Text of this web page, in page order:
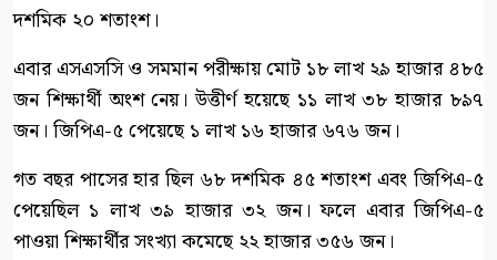
দশমিক ২০ শতাংশ।
এবার এসএসসি ও সমমান পরীক্ষায় মোট ১৮ লাখ ২৯ হাজার ৪৮৫
জন শিক্ষার্থী অংশ নেয়। উত্তীর্ণ হয়েছে ১১ লাখ ৩৮ হাজার ৮৯৭
জন। জিপিএ-৫ পেয়েছে ১ লাখ ১৬ হাজার ৬৭৬ জন।
গত বছর পাসের হার ছিল ৬৮ দশমিক ৪৫ শতাংশ এবং জিপিএ-৫
পেয়েছিল ১ লাখ ৩৯ হাজার ৩২ জন। ফলে এবার জিপিএ-৫
পাওয়া শিক্ষার্থীর সংখ্যা কমেছে ২২ হাজার ৩৫৬ জন।